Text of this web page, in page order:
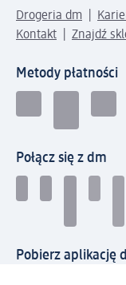
Drogeria dm
Kontakt
Znajdź
Metody płatności
Połącz się z dm
Pobierz aplikację